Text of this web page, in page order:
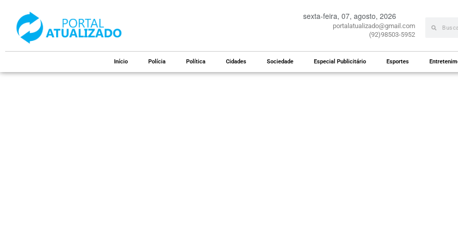
sexta-feira, 07, agosto, 2026
portalatualizado@gmail.com
(92)98503-5952
Início Polícia Política Cidades Sociedade Especial Publicitário Esportes